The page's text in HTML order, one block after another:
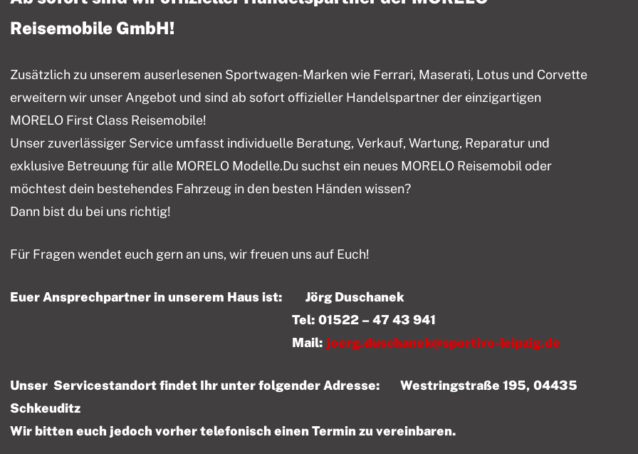
Reisemobile GmbH!
Zusätzlich zu unserem auserlesenen Sportwagen-Marken wie Ferrari, Maserati, Lotus und Corvette
erweitern wir unser Angebot und sind ab sofort offizieller Handelspartner der einzigartigen
MORELO First Class Reisemobile!
Unser zuverlässiger Service umfasst individuelle Beratung, Verkauf, Wartung, Reparatur und
exklusive Betreuung für alle MORELO Modelle.Du suchst ein neues MORELO Reisemobil oder
möchtest dein bestehendes Fahrzeug in den besten Händen wissen?
Dann bist du bei uns richtig!
Für Fragen wendet euch gern an uns, wir freuen uns auf Euch!
Euer Ansprechpartner in unserem Haus ist: Jörg Duschanek
Tel: 01522 – 47 43 941
Mail: joerg.duschanek@sportivo-leipzig.de
Unser Servicestandort findet Ihr unter folgender Adresse: Westringstraße 195, 04435
Schkeuditz
Wir bitten euch jedoch vorher telefonisch einen Termin zu vereinbaren.